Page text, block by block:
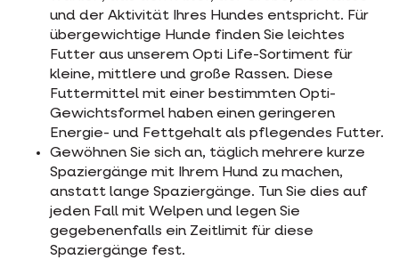
und der Aktivität Ihres Hundes entspricht. Für
übergewichtige Hunde finden Sie leichtes
Futter aus unserem Opti Life-Sortiment für
kleine, mittlere und große Rassen. Diese
Futtermittel mit einer bestimmten Opti-
Gewichtsformel haben einen geringeren
Energie- und Fettgehalt als pflegendes Futter.
Gewöhnen Sie sich an, täglich mehrere kurze
Spaziergänge mit Ihrem Hund zu machen,
anstatt lange Spaziergänge. Tun Sie dies auf
jeden Fall mit Welpen und legen Sie
gegebenenfalls ein Zeitlimit für diese
Spaziergänge fest.